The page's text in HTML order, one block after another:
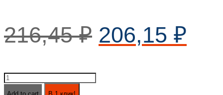
216,45₽ 206,15 ₽
544019-